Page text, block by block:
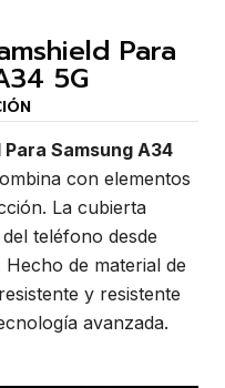
Para
5G
Para Samsung A34
con elementos
La cubierta
teléfono desde
de material de
y resistente
avanzada.